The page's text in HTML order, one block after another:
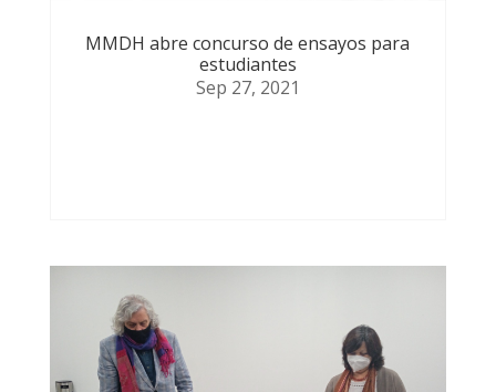
MMDH abre concurso de ensayos para
estudiantes
Sep 27, 2021